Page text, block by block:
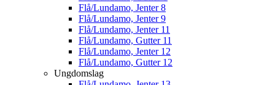
Flå/Lundamo, Jenter 8
Flå/Lundamo, Jenter 9
Flå/Lundamo, Jenter 11
Flå/Lundamo, Gutter 11
Flå/Lundamo, Jenter 12
Flå/Lundamo, Gutter 12
Ungdomslag